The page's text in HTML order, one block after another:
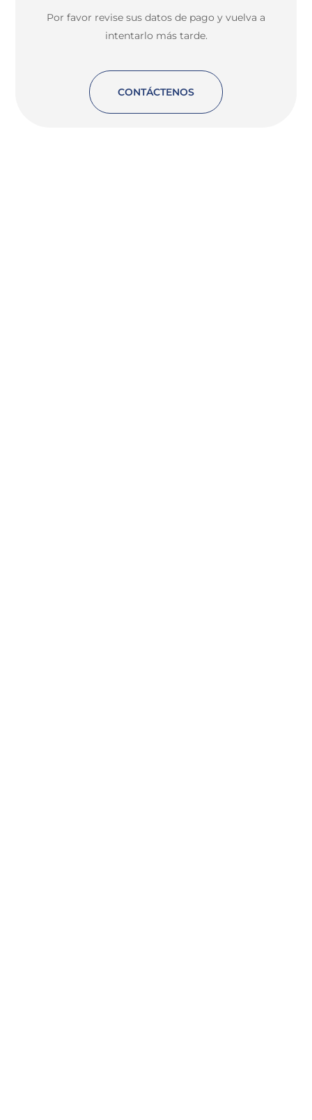
Por favor revise sus datos de pago y vuelva a
intentarlo más tarde.
CONTÁCTENOS